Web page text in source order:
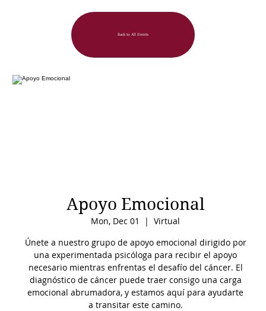
Back to All Events
Apoyo Emocional
Mon, Dec 01
  |
Virtual
Únete a nuestro grupo de apoyo emocional dirigido por
una experimentada psicóloga para recibir el apoyo
necesario mientras enfrentas el desafío del cáncer. El
diagnóstico de cáncer puede traer consigo una carga
emocional abrumadora, y estamos aquí para ayudarte
a transitar este camino.